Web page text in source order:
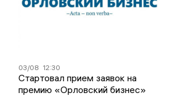
03/08 12:30
Стартовал прием заявок на
премию «Орловский бизнес»